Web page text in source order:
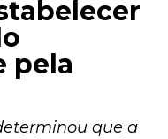
pela
que a